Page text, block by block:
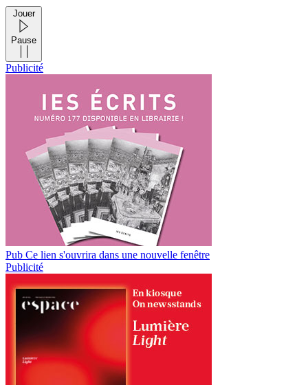
Jouer
Pause
Publicité
Pub Ce lien s'ouvrira dans une nouvelle fenêtre
Publicité